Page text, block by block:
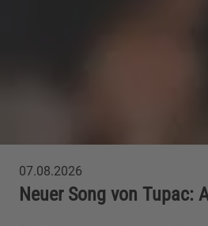
07.08.2026
Neuer Song von Tupac: